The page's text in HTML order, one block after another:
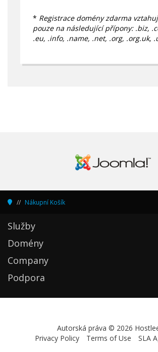
* Registrace domény zdarma
pouze na následující přípony: .biz,
.eu, .info, .name, .net, .org, .org.uk,
Nákupní Košík
Služby
Domény
Company
Podpora
Autorská práva © 2026
Privacy Policy
Terms of Use SLA